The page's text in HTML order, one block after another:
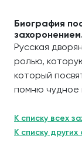
Биография
Русская
ролью,
который
помню чудное
К списку всех
К списку других